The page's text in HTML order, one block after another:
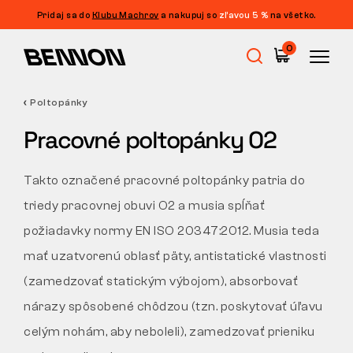
Pridaj sa do Klubu Machrov a nakupuj so zľavou 5 % na všetko.
0
Výpredaj
Barefoot
Outdoor
Voľnočasová obuv
Poltopánky
Pracovné poltopánky O2
Takto označené pracovné poltopánky patria do
triedy pracovnej obuvi O2 a musia spĺňať
požiadavky normy EN ISO 20347:2012. Musia teda
mať uzatvorenú oblasť päty, antistatické vlastnosti
(zamedzovať statickým výbojom), absorbovať
nárazy spôsobené chôdzou (tzn. poskytovať úľavu
celým nohám, aby neboleli), zamedzovať prieniku
Filtrácia
FARBA
PIKTOGRAM
ZMAZAŤ FILTRE